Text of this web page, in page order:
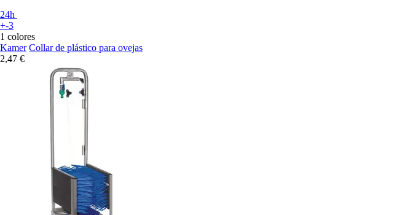
24h
+-3
1 colores
Kamer Collar de plástico para ovejas
2,47 €